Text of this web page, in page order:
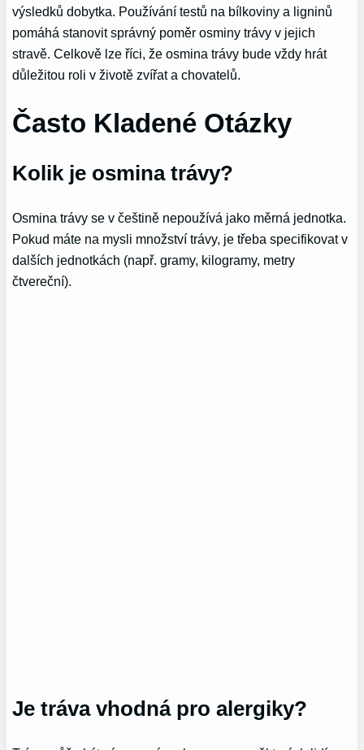
výsledků dobytka. Používání testů na bílkoviny a ligninů
pomáhá stanovit správný poměr osminy trávy v jejich
stravě. Celkově lze říci, že osmina trávy bude vždy hrát
důležitou roli v životě zvířat a chovatelů.
Často Kladené Otázky
Kolik je osmina trávy?
Osmina trávy se v češtině nepoužívá jako měrná jednotka.
Pokud máte na mysli množství trávy, je třeba specifikovat v
dalších jednotkách (např. gramy, kilogramy, metry
čtvereční).
Je tráva vhodná pro alergiky?